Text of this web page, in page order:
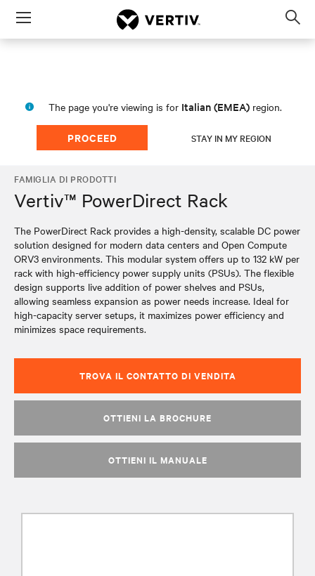
Menu
The page you're viewing is for Italian (EMEA) region.
PROCEED STAY IN MY REGION
FAMIGLIA DI PRODOTTI
Vertiv™ PowerDirect Rack
The PowerDirect Rack provides a high-density, scalable DC power
solution designed for modern data centers and Open Compute
ORV3 environments. This modular system offers up to 132 kW per
rack with high-efficiency power supply units (PSUs). The flexible
design supports live addition of power shelves and PSUs,
allowing seamless expansion as power needs increase. Ideal for
high-capacity server setups, it maximizes power efficiency and
minimizes space requirements.
TROVA IL CONTATTO DI VENDITA
OTTIENI LA BROCHURE
OTTIENI IL MANUALE